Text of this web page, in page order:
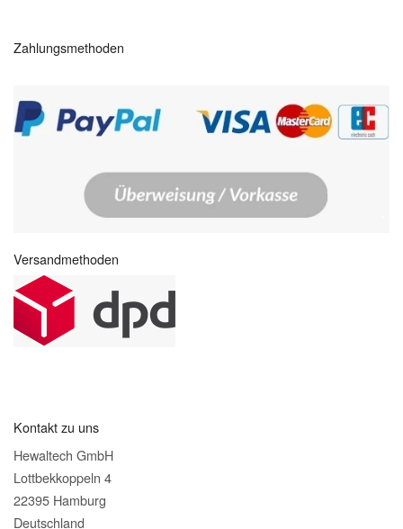
Zahlungsmethoden
Versandmethoden
Kontakt zu uns
Hewaltech GmbH
Lottbekkoppeln 4
22395 Hamburg
Deutschland